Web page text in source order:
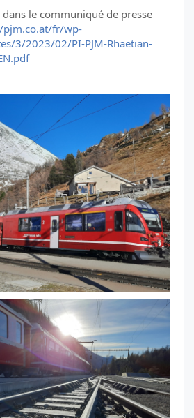
le communiqué de presse
pjm.co.at/fr/wp-
3/2023/02/PI-PJM-Rhaetian-